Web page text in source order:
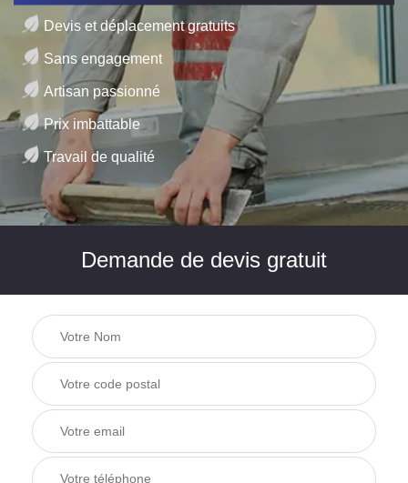
Devis et déplacement gratuits
Sans engagement
Artisan passionné
Prix imbattable
Travail de qualité
Demande de devis gratuit